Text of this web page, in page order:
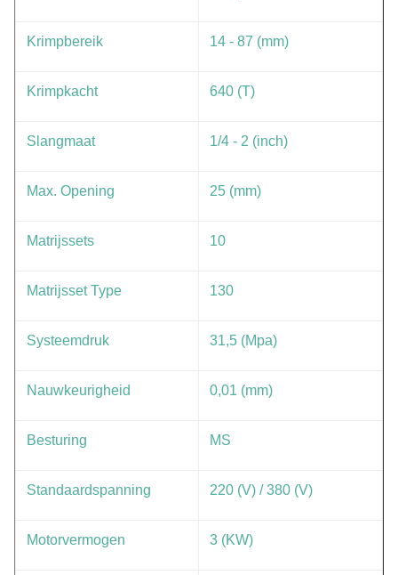
Krimpbereik 14 - 87 (mm)
Krimpkacht 640 (T)
Slangmaat 1/4 - 2 (inch)
Max. Opening 25 (mm)
Matrijssets 10
Matrijsset Type 130
Systeemdruk 31,5 (Mpa)
Nauwkeurigheid 0,01 (mm)
Besturing MS
Standaardspanning 220 (V) / 380 (V)
Motorvermogen 3 (KW)